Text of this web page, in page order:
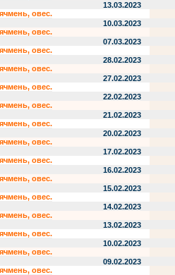
13.03.2023
овес.
10.03.2023
овес.
07.03.2023
овес.
28.02.2023
овес.
27.02.2023
овес.
22.02.2023
овес.
21.02.2023
овес.
20.02.2023
овес.
17.02.2023
овес.
16.02.2023
овес.
15.02.2023
овес.
14.02.2023
овес.
13.02.2023
овес.
10.02.2023
овес.
09.02.2023
овес.